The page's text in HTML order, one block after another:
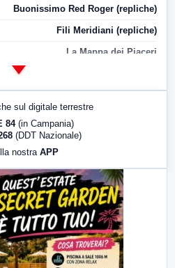
Buonissimo Red Roger (repliche)
Fili Meridiani (repliche)
La Mappa dei Piaceri
LabNews (replica)
sul digitale terrestre
84 (in Campania)
(DDT Nazionale)
nostra APP